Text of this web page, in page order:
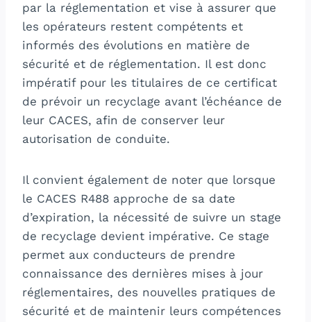
par la réglementation et vise à assurer que
les opérateurs restent compétents et
informés des évolutions en matière de
sécurité et de réglementation. Il est donc
impératif pour les titulaires de ce certificat
de prévoir un recyclage avant l’échéance de
leur CACES, afin de conserver leur
autorisation de conduite.
Il convient également de noter que lorsque
le CACES R488 approche de sa date
d’expiration, la nécessité de suivre un stage
de recyclage devient impérative. Ce stage
permet aux conducteurs de prendre
connaissance des dernières mises à jour
réglementaires, des nouvelles pratiques de
sécurité et de maintenir leurs compétences